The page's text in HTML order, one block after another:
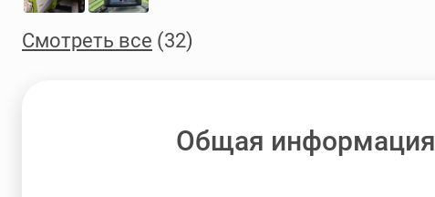
Смотреть все (32)
Общая информация